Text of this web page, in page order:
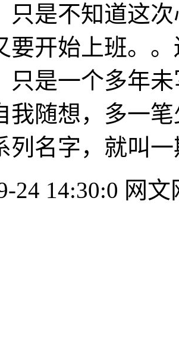
只是不知道这
要开始上班。
只是一个多年
我随想，多一
列名字，就叫
24 14:30:0 网文